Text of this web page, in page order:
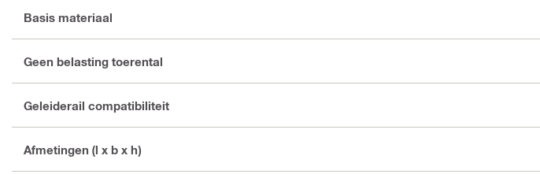
Basis materiaal
Geen belasting toerental
Geleiderail compatibiliteit
Afmetingen (l x b x h)